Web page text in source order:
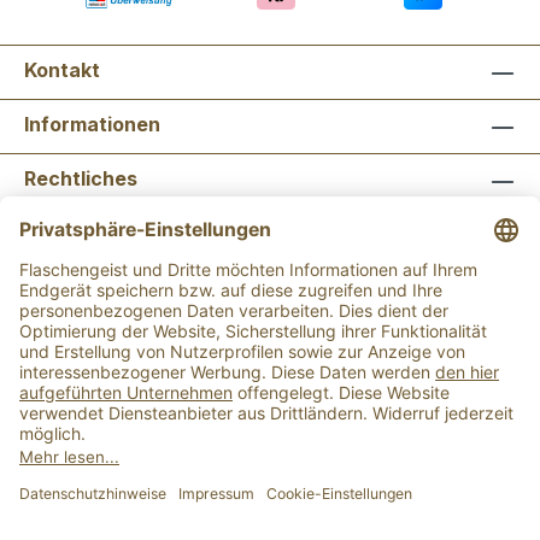
Kontakt
Informationen
Rechtliches
Newsletter abonnieren
Flaschengeist Bonn Flaschengeist Münster
Alle Preise inkl. gesetzl. Mehrwertsteuer zzgl.
Versandkosten